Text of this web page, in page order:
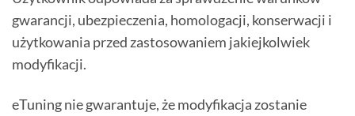
gwarancji, ubezpieczenia, homologacji, konserwacji i
użytkowania przed zastosowaniem jakiejkolwiek
modyfikacji.
eTuning nie gwarantuje, że modyfikacja zostanie